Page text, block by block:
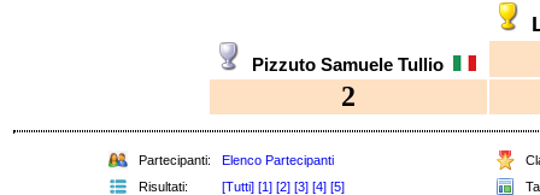
Pizzuto Samuele Tullio
2
Partecipanti: Elenco Partecipanti
Risultati:
[Tutti] [1] [2] [3] [4] [5]